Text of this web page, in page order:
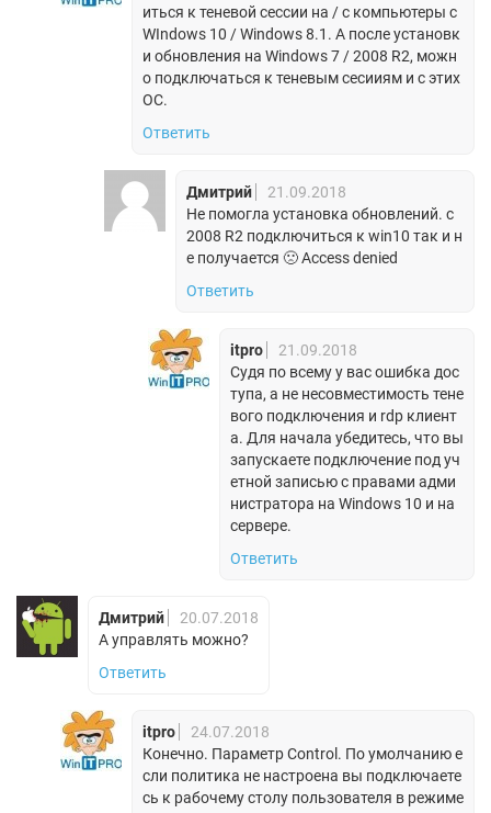
иться к теневой сессии на / с компьютеры с
WIndows 10 / Windows 8.1. А после установк
и обновления на Windows 7 / 2008 R2, можн
о подключаться к теневым сесииям и с этих
ОС.
Ответить
Дмитрий
21.09.2018
Не помогла установка обновлений. с
2008 R2 подключиться к win10 так и н
е получается 🙁 Access denied
Ответить
itpro
21.09.2018
Судя по всему у вас ошибка дос
тупа, а не несовместимость тене
вого подключения и rdp клиент
а. Для начала убедитесь, что вы
запускаете подключение под уч
етной записью с правами адми
нистратора на Windows 10 и на
сервере.
Ответить
Дмитрий
20.07.2018
А управлять можно?
Ответить
itpro
24.07.2018
Конечно. Параметр Control. По умолчанию е
сли политика не настроена вы подключаете
сь к рабочему столу пользователя в режиме